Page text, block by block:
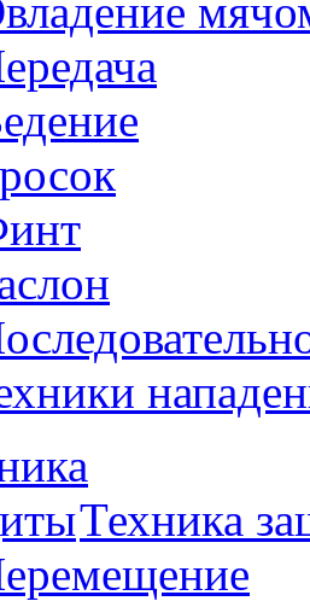
Техника